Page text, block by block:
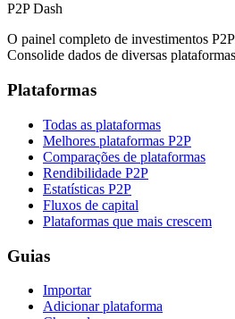
P2P Dash
O painel completo de investimentos
Consolide dados de diversas
Plataformas
Todas as plataformas
Melhores plataformas P2P
Comparações de plataformas
Rendibilidade P2P
Estatísticas P2P
Fluxos de capital
Plataformas que mais crescem
Guias
Importar
Adicionar plataforma